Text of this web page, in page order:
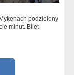
podzielony
minut. Bilet